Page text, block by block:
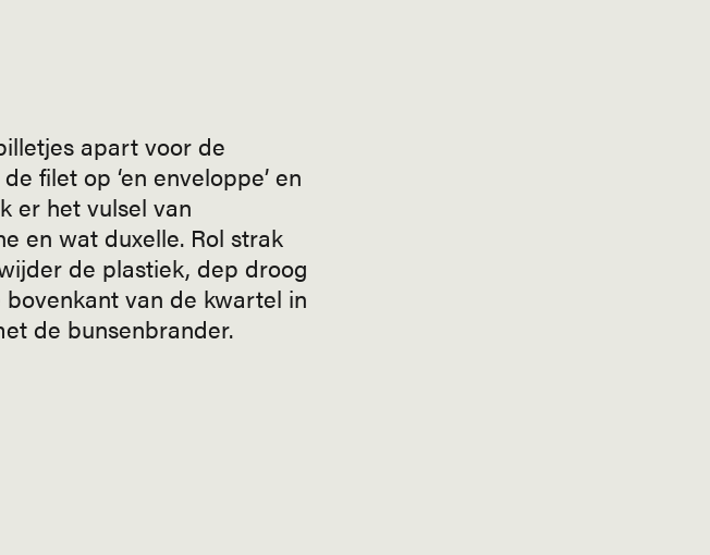
apart voor de
filet op ‘en enveloppe’ en
er het vulsel van
en wat duxelle. Rol strak
de plastiek, dep droog
van de kwartel in
de bunsenbrander.